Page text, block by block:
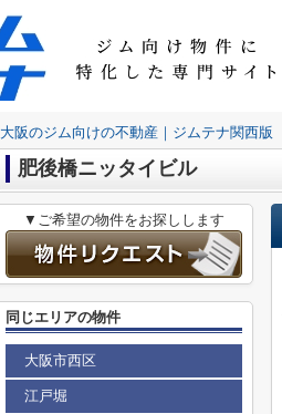
大阪のジム向けの不動産｜ジムテナ関西版
肥後橋ニッタイビル
▼ご希望の物件をお探しします
同じエリアの物件
大阪市西区
江戸堀